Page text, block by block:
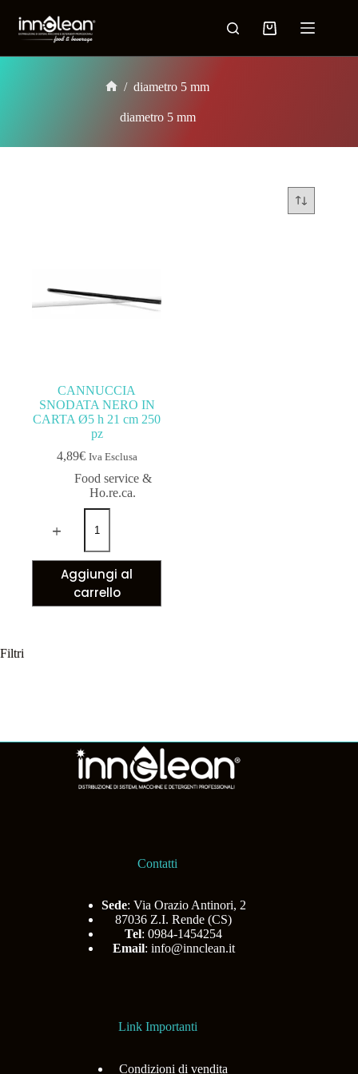
/ diametro 5 mm
diametro 5 mm
CANNUCCIA
SNODATA NERO IN
CARTA Ø5 h 21 cm 250
pz
4,89€ Iva Esclusa
Food service &
Ho.re.ca.
Aggiungi al
carrello
Filtri
Contatti
Sede: Via Orazio Antinori, 2
87036 Z.I. Rende (CS)
Tel: 0984-1454254
Email: info@innclean.it
Link Importanti
Condizioni di vendita